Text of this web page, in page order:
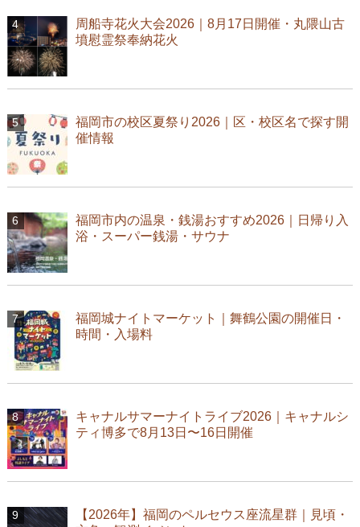
周船寺花火大会2026｜8月17日開催・丸隈山古
墳慰霊祭奉納花火
福岡市の校区夏祭り2026｜区・校区名で探す開
催情報
福岡市内の温泉・銭湯おすすめ2026｜日帰り入
浴・スーパー銭湯・サウナ
福岡城ナイトマーケット｜舞鶴公園の開催日・
時間・入場料
キャナルサマーナイトライブ2026｜キャナルシ
ティ博多で8月13日〜16日開催
【2026年】福岡のペルセウス座流星群｜見頃・